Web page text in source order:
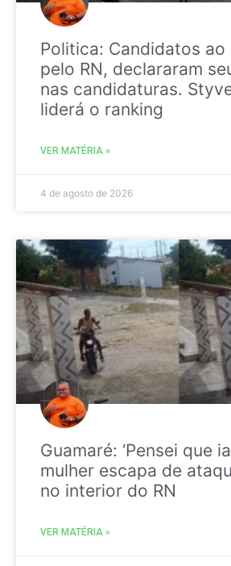
Politica: Candidatos ao
pelo RN, declararam
nas candidaturas.
liderá o ranking
VER MATÉRIA »
4 de agosto de 2026
Guamaré: ‘Pensei que
mulher escapa de
no interior do RN
VER MATÉRIA »